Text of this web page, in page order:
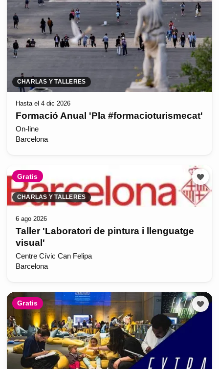
CHARLAS Y TALLERES
Hasta el 4 dic 2026
Formació Anual 'Pla #formacioturismecat'
On-line
Barcelona
Gratis
CHARLAS Y TALLERES
6 ago 2026
Taller 'Laboratori de pintura i llenguatge
visual'
Centre Cívic Can Felipa
Barcelona
Gratis